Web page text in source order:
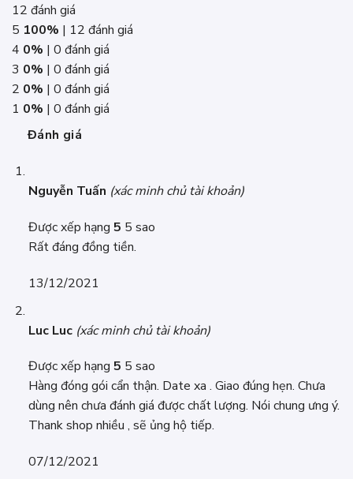
12 đánh giá
5 100% | 12 đánh giá
4 0% | 0 đánh giá
3 0% | 0 đánh giá
2 0% | 0 đánh giá
1 0% | 0 đánh giá
Đánh giá
Nguyễn Tuấn (xác minh chủ tài khoản)
Được xếp hạng 5 5 sao
Rất đáng đồng tiền.
13/12/2021
Luc Luc (xác minh chủ tài khoản)
Được xếp hạng 5 5 sao
Hàng đóng gói cẩn thận. Date xa . Giao đúng hẹn. Chưa
dùng nên chưa đánh giá được chất lượng. Nói chung ưng ý.
Thank shop nhiều , sẽ ủng hộ tiếp.
07/12/2021